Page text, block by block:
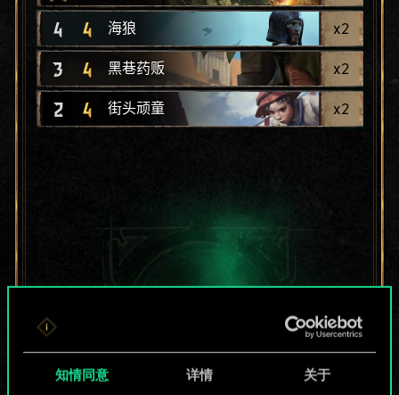
知情同意 详情 关于
4 4 海狼 x2
3 4 黑巷药贩 x2
2 4 街头顽童 x2